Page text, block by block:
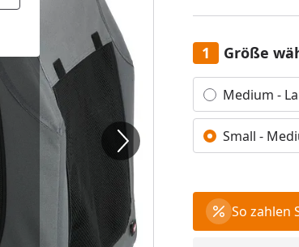
Größe
Alle anzeigen (2)
Medium -
Small -
So zahlen